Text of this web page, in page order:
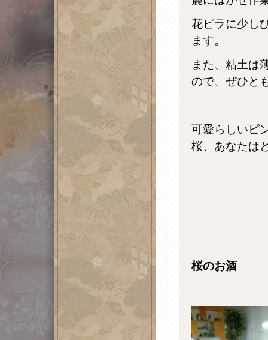
花ビラに少し
ます。
また、粘土は
ので、ぜひと
可愛らしいピ
桜、あなたは
桜のお酒